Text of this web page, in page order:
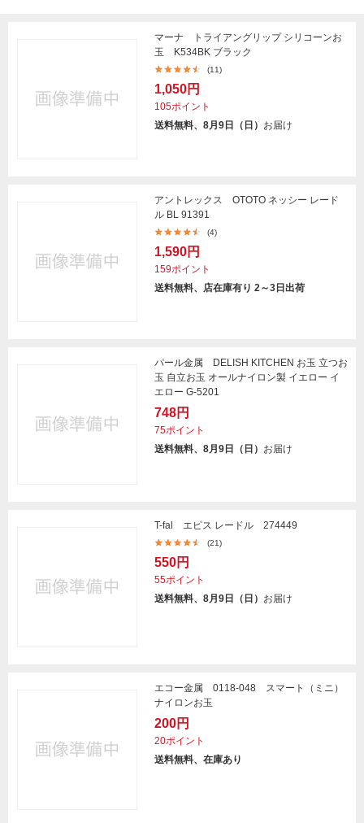
マーナ トライアングリップ シリコーンお
玉 K534BK ブラック
(11)
1,050円
105ポイント
送料無料、8月9日（日） お届け
アントレックス OTOTO ネッシー レード
ル BL 91391
(4)
1,590円
159ポイント
送料無料、店在庫有り 2～3日出荷
パール金属 DELISH KITCHEN お玉 立つお
玉 自立お玉 オールナイロン製 イエロー イ
エロー G-5201
748円
75ポイント
送料無料、8月9日（日） お届け
T-fal エピス レードル 274449
(21)
550円
55ポイント
送料無料、8月9日（日） お届け
エコー金属 0118-048 スマート（ミニ）
ナイロンお玉
200円
20ポイント
送料無料、在庫あり